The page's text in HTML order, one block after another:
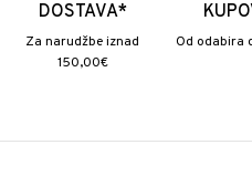
DOSTAVA*
Za narudžbe iznad
150,00€
Od odabira